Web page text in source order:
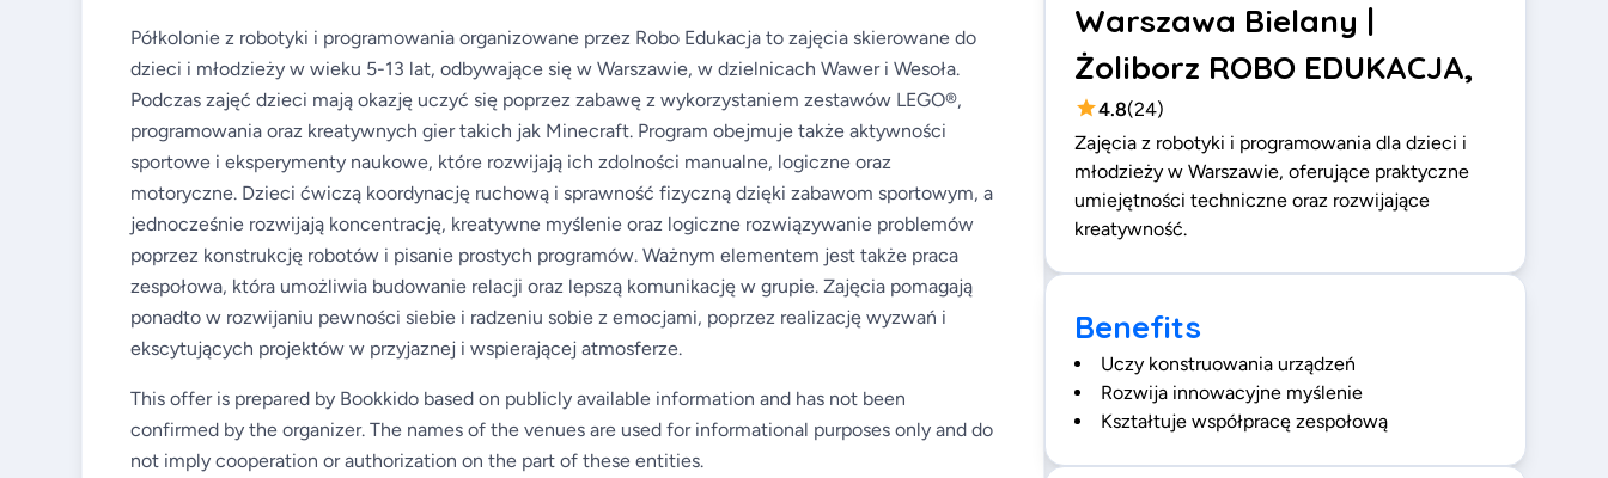
Półkolonie z robotyki i programowania organizowane przez Robo Edukacja to zajęcia skierowane do
dzieci i młodzieży w wieku 5-13 lat, odbywające się w Warszawie, w dzielnicach Wawer i Wesoła.
Podczas zajęć dzieci mają okazję uczyć się poprzez zabawę z wykorzystaniem zestawów LEGO®,
programowania oraz kreatywnych gier takich jak Minecraft. Program obejmuje także aktywności
sportowe i eksperymenty naukowe, które rozwijają ich zdolności manualne, logiczne oraz
motoryczne. Dzieci ćwiczą koordynację ruchową i sprawność fizyczną dzięki zabawom sportowym, a
jednocześnie rozwijają koncentrację, kreatywne myślenie oraz logiczne rozwiązywanie problemów
poprzez konstrukcję robotów i pisanie prostych programów. Ważnym elementem jest także praca
zespołowa, która umożliwia budowanie relacji oraz lepszą komunikację w grupie. Zajęcia pomagają
ponadto w rozwijaniu pewności siebie i radzeniu sobie z emocjami, poprzez realizację wyzwań i
ekscytujących projektów w przyjaznej i wspierającej atmosferze.
This offer is prepared by Bookkido based on publicly available information and has not been
confirmed by the organizer. The names of the venues are used for informational purposes only and do
not imply cooperation or authorization on the part of these entities.
Warszawa Bielany |
Żoliborz ROBO EDUKACJA,
4.8(24)
Zajęcia z robotyki i programowania dla dzieci i
młodzieży w Warszawie, oferujące praktyczne
umiejętności techniczne oraz rozwijające
kreatywność.
Benefits
Uczy konstruowania urządzeń
Rozwija innowacyjne myślenie
Kształtuje współpracę zespołową